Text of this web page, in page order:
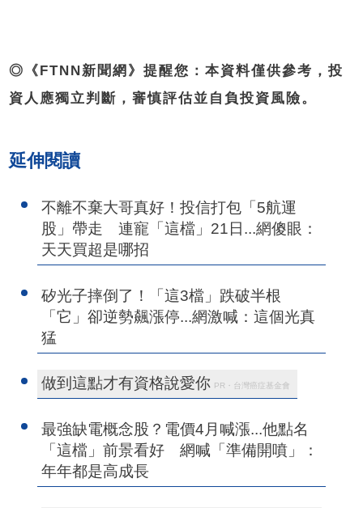
◎《FTNN新聞網》提醒您：本資料僅供參考，投
資人應獨立判斷，審慎評估並自負投資風險。
延伸閱讀
不離不棄大哥真好！投信打包「5航運
股」帶走 連寵「這檔」21日...網傻眼：
天天買超是哪招
矽光子摔倒了！「這3檔」跌破半根
「它」卻逆勢飆漲停...網激喊：這個光真
猛
做到這點才有資格說愛你 PR・台灣癌症基金會
最強缺電概念股？電價4月喊漲...他點名
「這檔」前景看好 網喊「準備開噴」：
年年都是高成長